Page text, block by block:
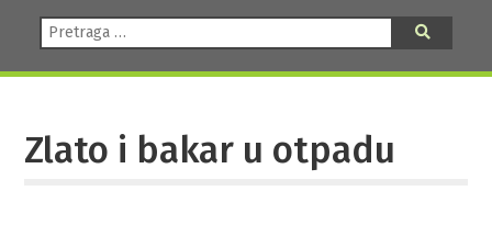
Pretraga:
Zlato i bakar u otpadu